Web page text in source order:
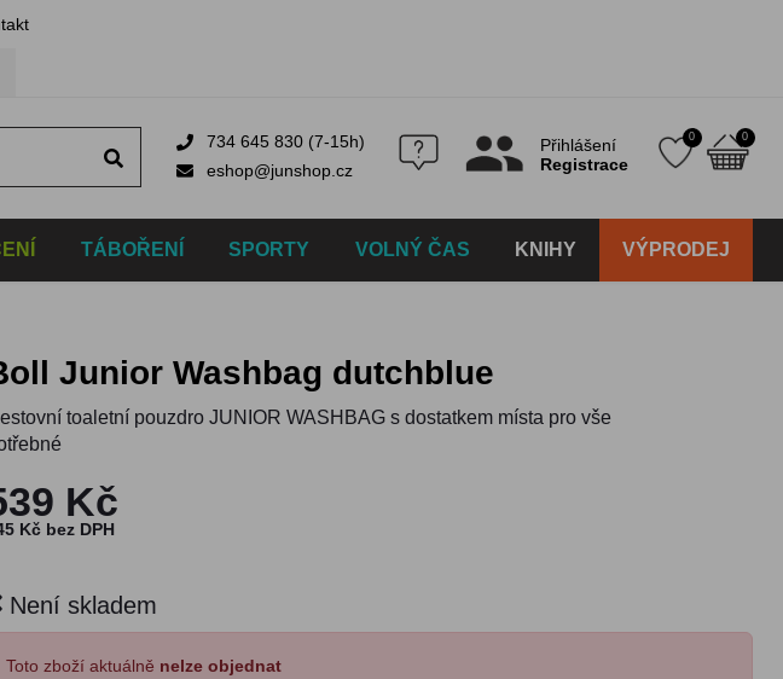
734 645 830 (7-15h)
eshop@junshop.cz
Přihlášení
Registrace
0 0
TÁBOŘENÍ SPORTY VOLNÝ ČAS KNIHY VÝPRODEJ
Boll Junior Washbag dutchblue
toaletní pouzdro JUNIOR WASHBAG s dostatkem místa pro vše
Kč
Kč bez DPH
Není skladem
Toto zboží aktuálně nelze objednat